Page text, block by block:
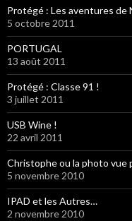
Protégé : Les aventures
5 octobre 2011
PORTUGAL
13 août 2011
Protégé : Classe 91 !
3 juillet 2011
USB Wine !
22 avril 2011
Christophe ou la photo vue
5 novembre 2010
IPAD et les Autres…
2 novembre 2010